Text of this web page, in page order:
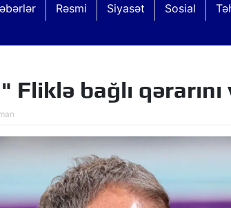
Rəsmi Siyasət Sosial
Fliklə bağlı qərarını
şəhid olan
Tarix-